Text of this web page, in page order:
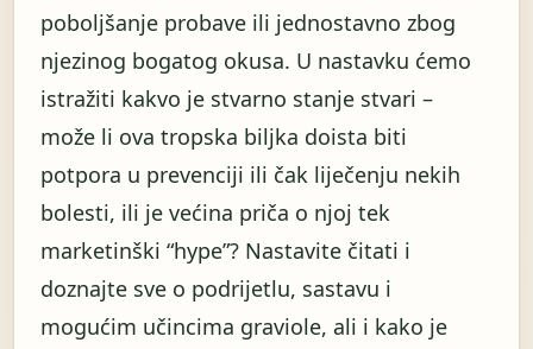
poboljšanje probave ili jednostavno zbog
njezinog bogatog okusa. U nastavku ćemo
istražiti kakvo je stvarno stanje stvari –
može li ova tropska biljka doista biti
potpora u prevenciji ili čak liječenju nekih
bolesti, ili je većina priča o njoj tek
marketinški “hype”? Nastavite čitati i
doznajte sve o podrijetlu, sastavu i
mogućim učincima graviole, ali i kako je